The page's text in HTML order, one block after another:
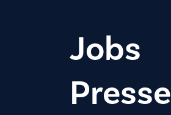
Jobs
Presse